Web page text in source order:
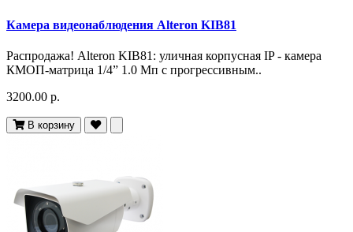
Камера видеонаблюдения Alteron KIB81
Распродажа! Alteron KIB81: уличная корпусная IP - камера
КМОП-матрица 1/4” 1.0 Мп с прогрессивным..
3200.00 р.
В корзину